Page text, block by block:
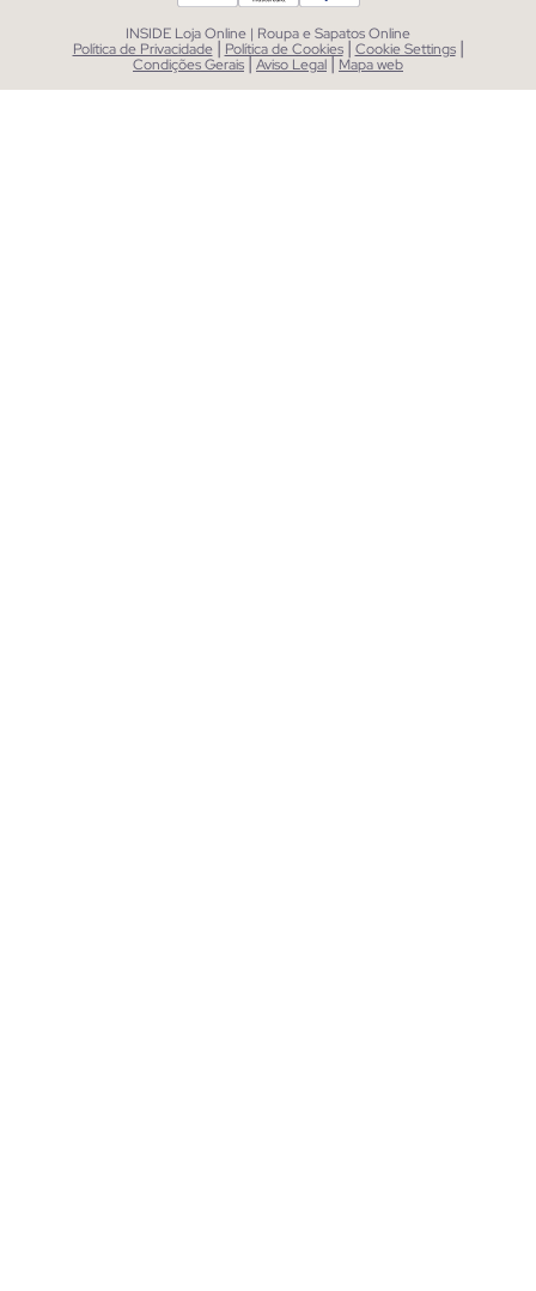
INSIDE Loja Online | Roupa e Sapatos Online
Política de Privacidade | Política de Cookies | Cookie Settings |
Condições Gerais|Aviso Legal| Mapa web